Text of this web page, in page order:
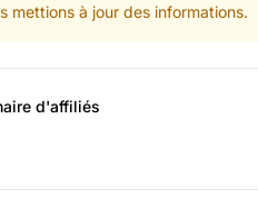
mettions à jour des informations.
d'affiliés